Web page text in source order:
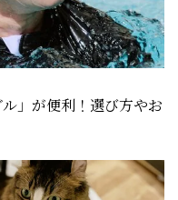
」が便利！選び方やお